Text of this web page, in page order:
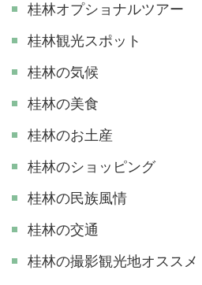
桂林オプショナルツアー
桂林観光スポット
桂林の気候
桂林の美食
桂林のお土産
桂林のショッピング
桂林の民族風情
桂林の交通
​桂林の撮影観光地オススメ